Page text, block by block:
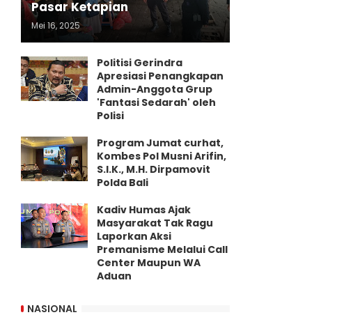
Pasar Ketapian
Mei 16, 2025
Politisi Gerindra
Apresiasi Penangkapan
Admin-Anggota Grup
'Fantasi Sedarah' oleh
Polisi
Program Jumat curhat,
Kombes Pol Musni Arifin,
S.I.K., M.H. Dirpamovit
Polda Bali
Kadiv Humas Ajak
Masyarakat Tak Ragu
Laporkan Aksi
Premanisme Melalui Call
Center Maupun WA
Aduan
NASIONAL